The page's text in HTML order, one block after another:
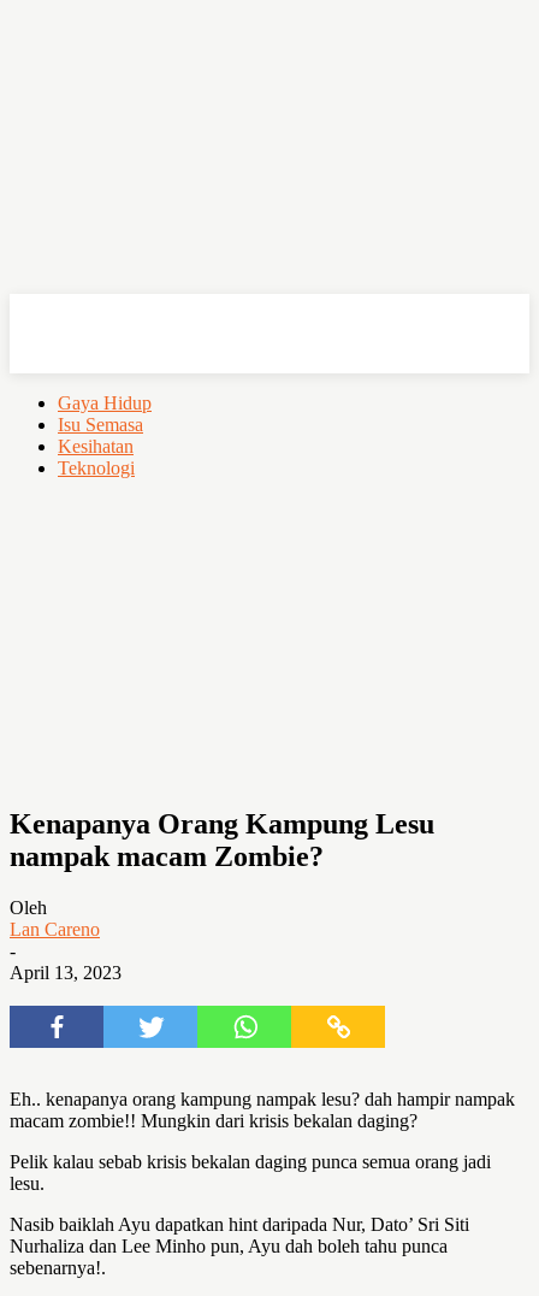
Gaya Hidup
Isu Semasa
Kesihatan
Teknologi
Kenapanya Orang Kampung Lesu
nampak macam Zombie?
Oleh
Lan Careno
-
April 13, 2023
Eh.. kenapanya orang kampung nampak lesu? dah hampir nampak
macam zombie!! Mungkin dari krisis bekalan daging?
Pelik kalau sebab krisis bekalan daging punca semua orang jadi
lesu.
Nasib baiklah Ayu dapatkan hint daripada Nur, Dato’ Sri Siti
Nurhaliza dan Lee Minho pun, Ayu dah boleh tahu punca
sebenarnya!.